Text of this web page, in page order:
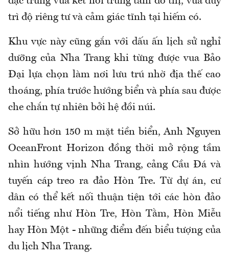
trì độ riêng tư và cảm giác tĩnh tại hiếm có.
Khu vực này cũng gắn với dấu ấn lịch sử nghỉ
dưỡng của Nha Trang khi từng được vua Bảo
Đại lựa chọn làm nơi lưu trú nhờ địa thế cao
thoáng, phía trước hướng biển và phía sau được
che chắn tự nhiên bởi hệ đồi núi.
Sở hữu hơn 150 m mặt tiền biển, Anh Nguyen
OceanFront Horizon đồng thời mở rộng tầm
nhìn hướng vịnh Nha Trang, cảng Cầu Đá và
tuyến cáp treo ra đảo Hòn Tre. Từ dự án, cư
dân có thể kết nối thuận tiện tới các hòn đảo
nổi tiếng như Hòn Tre, Hòn Tằm, Hòn Miễu
hay Hòn Một - những điểm đến biểu tượng của
du lịch Nha Trang.